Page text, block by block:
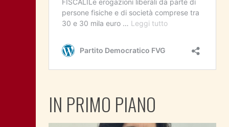
IN PRIMO PIANO